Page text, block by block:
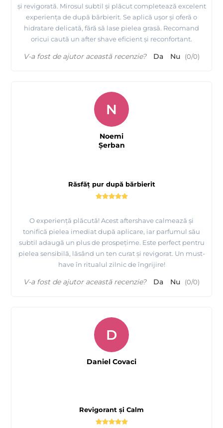
și revigorată. Mirosul subtil și plăcut completează excelent
experiența de după bărbierit. Se aplică ușor și oferă o
hidratare delicată, fără să lase pielea grasă. Recomand
oricui caută un after shave eficient și reconfortant.
V-a fost de ajutor această recenzie? Da Nu (0/0)
Răsfăț pur după bărbierit
O experiență plăcută! Acest aftershave calmează și
tonifică pielea imediat după aplicare, iar parfumul său
subtil adaugă un plus de prospețime. Este perfect pentru
pielea sensibilă, lăsând un ten curat și revigorat. Un must-
have în ritualul zilnic de îngrijire!
N
Noemi
Şerban
V-a fost de ajutor această recenzie? Da Nu (0/0)
Revigorant și Calm
D
Daniel Covaci